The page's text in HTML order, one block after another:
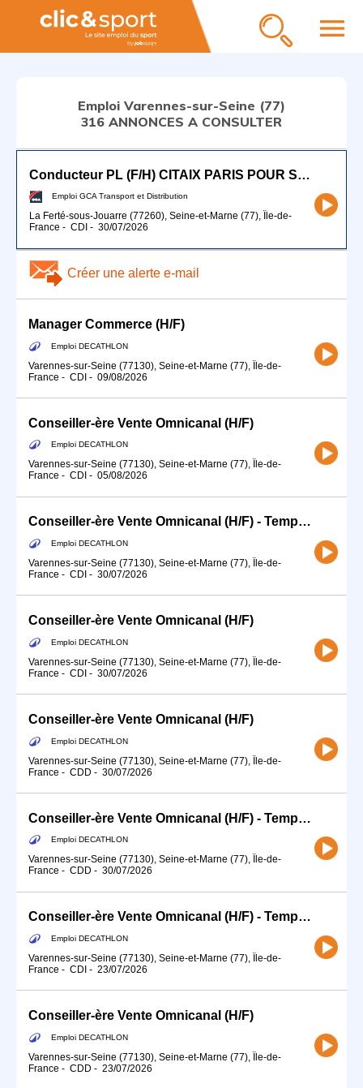
menu
Emploi Varennes-sur-Seine (77)
316 ANNONCES A CONSULTER
Conducteur PL (F/H) CITAIX PARIS POUR SEPTEMBRE 2026
Emploi GCA Transport et Distribution
La Ferté-sous-Jouarre (77260), Seine-et-Marne (77), Île-de-
France - CDI - 30/07/2026
Créer une alerte e-mail
Manager Commerce (H/F)
Emploi DECATHLON
Varennes-sur-Seine (77130), Seine-et-Marne (77), Île-de-
France - CDI - 09/08/2026
Conseiller-ère Vente Omnicanal (H/F)
Emploi DECATHLON
Varennes-sur-Seine (77130), Seine-et-Marne (77), Île-de-
France - CDI - 05/08/2026
Conseiller-ère Vente Omnicanal (H/F) - Temps partiel
Emploi DECATHLON
Varennes-sur-Seine (77130), Seine-et-Marne (77), Île-de-
France - CDI - 30/07/2026
Conseiller-ère Vente Omnicanal (H/F)
Emploi DECATHLON
Varennes-sur-Seine (77130), Seine-et-Marne (77), Île-de-
France - CDI - 30/07/2026
Conseiller-ère Vente Omnicanal (H/F)
Emploi DECATHLON
Varennes-sur-Seine (77130), Seine-et-Marne (77), Île-de-
France - CDD - 30/07/2026
Conseiller-ère Vente Omnicanal (H/F) - Temps partiel
Emploi DECATHLON
Varennes-sur-Seine (77130), Seine-et-Marne (77), Île-de-
France - CDD - 30/07/2026
Conseiller-ère Vente Omnicanal (H/F) - Temps partiel
Emploi DECATHLON
Varennes-sur-Seine (77130), Seine-et-Marne (77), Île-de-
France - CDI - 23/07/2026
Conseiller-ère Vente Omnicanal (H/F)
Emploi DECATHLON
Varennes-sur-Seine (77130), Seine-et-Marne (77), Île-de-
France - CDD - 23/07/2026